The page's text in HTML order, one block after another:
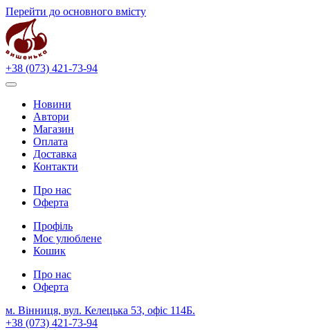
Перейти до основного вмісту
+38 (073) 421-73-94
Новини
Автори
Магазин
Оплата
Доставка
Контакти
Про нас
Оферта
Профіль
Моє улюблене
Кошик
Про нас
Оферта
м. Вінниця, вул. Келецька 53, офіс 114Б.
+38 (073) 421-73-94